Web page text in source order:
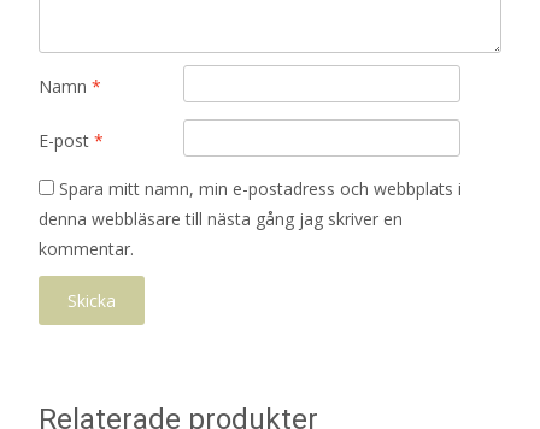
Namn *
E-post *
Spara mitt namn, min e-postadress och webbplats i
denna webbläsare till nästa gång jag skriver en
kommentar.
Relaterade produkter